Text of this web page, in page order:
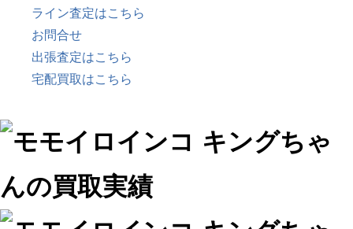
ライン査定はこちら
お問合せ
出張査定はこちら
宅配買取はこちら